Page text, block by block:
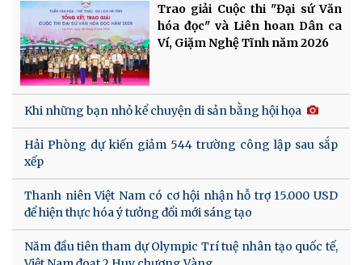
Trao giải Cuộc thi "Đại sứ Văn
hóa đọc" và Liên hoan Dân ca
Ví, Giặm Nghệ Tĩnh năm 2026
Khi những bạn nhỏ kể chuyện di sản bằng hội họa
Hải Phòng dự kiến giảm 544 trường công lập sau sắp
xếp
Thanh niên Việt Nam có cơ hội nhận hỗ trợ 15.000 USD
để hiện thực hóa ý tưởng đổi mới sáng tạo
Năm đầu tiên tham dự Olympic Trí tuệ nhân tạo quốc tế,